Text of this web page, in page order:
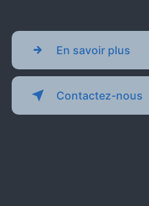
En savoir plus
Contactez-nous